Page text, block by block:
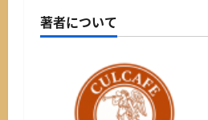
著者について